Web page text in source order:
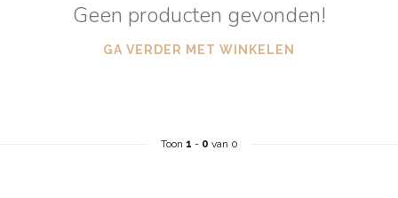
Geen producten gevonden!
GA VERDER MET WINKELEN
Toon 1 - 0 van 0